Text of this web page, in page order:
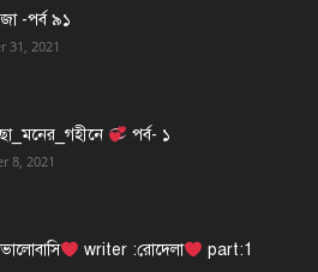
-পর্ব ৯১
31, 2021
পর্ব- ১
8, 2021
writer :রোদেলা part:1